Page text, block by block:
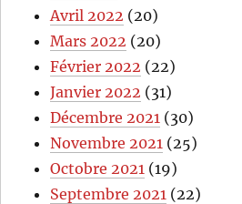
Avril 2022 (20)
Mars 2022 (20)
Février 2022 (22)
Janvier 2022 (31)
Décembre 2021 (30)
Novembre 2021 (25)
Octobre 2021 (19)
Septembre 2021 (22)